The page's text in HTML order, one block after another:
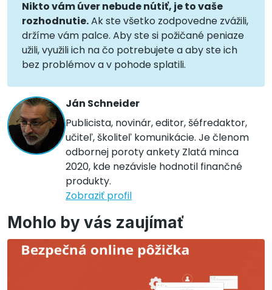
Nikto vám úver nebude nútiť, je to vaše
rozhodnutie.Ak ste všetko zodpovedne zvážili,
držíme vám palce. Aby ste si požičané peniaze
užili, využili ich na čo potrebujete a aby ste ich
bez problémov a v pohode splatili.
Ján Schneider
Publicista, novinár, editor, šéfredaktor,
učiteľ, školiteľ komunikácie. Je členom
odbornej poroty ankety Zlatá minca
2020, kde nezávisle hodnotil finančné
produkty.
Zobraziť profil
Mohlo by vás zaujímať